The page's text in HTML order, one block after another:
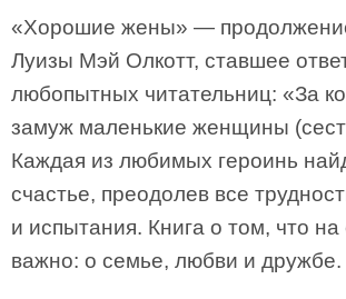
«Хорошие жены» —
Луизы Мэй Олкотт, ставшее
любопытных читательниц: «За
замуж маленькие женщины
Каждая из любимых героинь
счастье, преодолев все
и испытания. Книга о том, что
важно: о семье, любви и дружбе.